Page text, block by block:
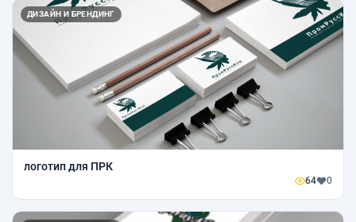
ДИЗАЙН И БРЕНДИНГ
логотип для ПРК
64 0